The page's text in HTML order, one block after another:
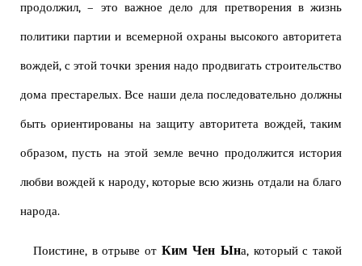
продолжил, – это важное дело для претворения в жизнь
политики партии и всемерной охраны высокого авторитета
вождей, с этой точки зрения надо продвигать строительство
дома престарелых. Все наши дела последовательно должны
быть ориентированы на защиту авторитета вождей, таким
образом, пусть на этой земле вечно продолжится история
любви вождей к народу, которые всю жизнь отдали на благо
народа.
Поистине, в отрыве от Ким Чен Ына, который с такой